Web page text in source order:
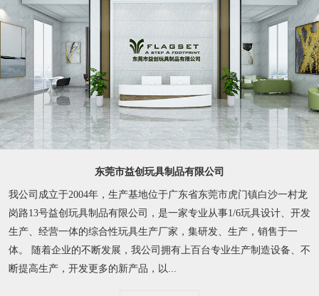
东莞市益创玩具制品有限公司
我公司成立于2004年，生产基地位于广东省东莞市虎门镇白沙一村龙
岗路13号益创玩具制品有限公司，是一家专业从事1/6玩具设计、开发
生产、经营一体的综合性玩具生产厂家，集研发、生产，销售于一
体。 随着企业的不断发展，我公司拥有上百台专业生产制造设备、不
断提高生产，开发更多的新产品，以...